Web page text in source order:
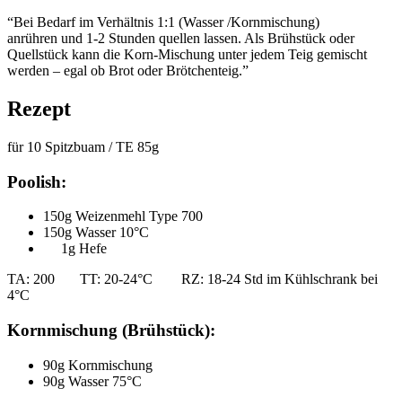
“Bei Bedarf im Verhältnis 1:1 (Wasser /Kornmischung)
anrühren und 1-2 Stunden quellen lassen. Als Brühstück oder
Quellstück kann die Korn-Mischung unter jedem Teig gemischt
werden – egal ob Brot oder Brötchenteig.”
Rezept
für 10 Spitzbuam / TE 85g
Poolish:
150g Weizenmehl Type 700
150g Wasser 10°C
1g Hefe
TA: 200 TT: 20-24°C RZ: 18-24 Std im Kühlschrank bei
4°C
Kornmischung (Brühstück):
90g Kornmischung
90g Wasser 75°C